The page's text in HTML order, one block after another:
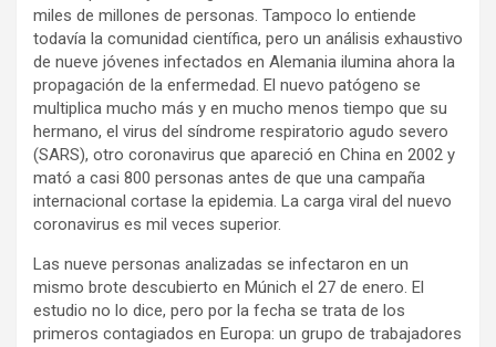
miles de millones de personas. Tampoco lo entiende
todavía la comunidad científica, pero un análisis exhaustivo
de nueve jóvenes infectados en Alemania ilumina ahora la
propagación de la enfermedad. El nuevo patógeno se
multiplica mucho más y en mucho menos tiempo que su
hermano, el virus del síndrome respiratorio agudo severo
(SARS), otro coronavirus que apareció en China en 2002 y
mató a casi 800 personas antes de que una campaña
internacional cortase la epidemia. La carga viral del nuevo
coronavirus es mil veces superior.
Las nueve personas analizadas se infectaron en un
mismo brote descubierto en Múnich el 27 de enero. El
estudio no lo dice, pero por la fecha se trata de los
primeros contagiados en Europa: un grupo de trabajadores